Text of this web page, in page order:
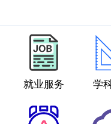
就业服务 学